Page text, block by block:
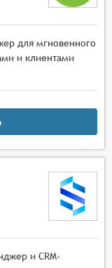
и электронная
и группами:
и прав
работы:
в
для мгновенного
и клиентами
и CRM-